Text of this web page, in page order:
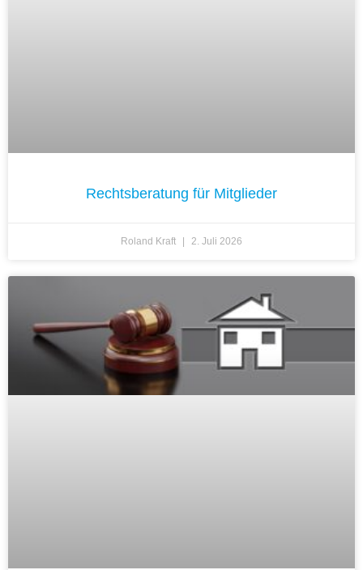
Rechtsberatung für Mitglieder
Roland Kraft 2. Juli 2026